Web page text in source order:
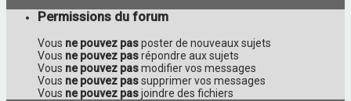
Permissions du forum
Vous ne pouvez pasposter de nouveaux sujets
Vous ne pouvez pasrépondre aux sujets
Vous ne pouvez pasmodifier vos messages
Vous ne pouvez passupprimer vos messages
Vous ne pouvez pasjoindre des fichiers